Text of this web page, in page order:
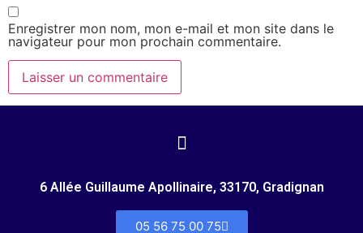
Enregistrer mon nom, mon e-mail et mon site dans le
navigateur pour mon prochain commentaire.
6 Allée Guillaume Apollinaire, 33170, Gradignan
05 56 75 00 75